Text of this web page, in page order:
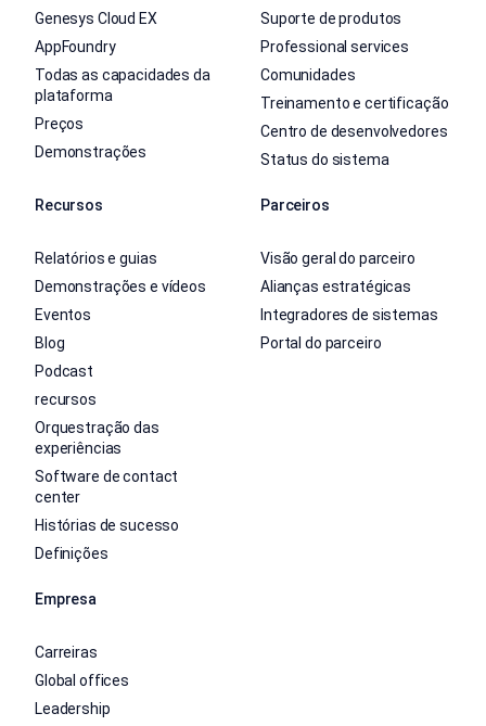
Genesys Cloud EX
AppFoundry
Todas as capacidades da
plataforma
Preços
Demonstrações
Suporte de produtos
Professional services
Comunidades
Treinamento e certificação
Centro de desenvolvedores
Status do sistema
Recursos
Relatórios e guias
Demonstrações e vídeos
Eventos
Blog
Podcast
recursos
Orquestração das
experiências
Software de contact
center
Histórias de sucesso
Definições
Parceiros
Visão geral do parceiro
Alianças estratégicas
Integradores de sistemas
Portal do parceiro
Empresa
Carreiras
Global offices
Leadership